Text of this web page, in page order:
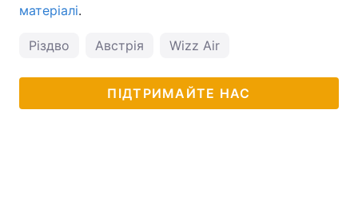
матеріалі.
Різдво Австрія Wizz Air
ПІДТРИМАЙТЕ НАС